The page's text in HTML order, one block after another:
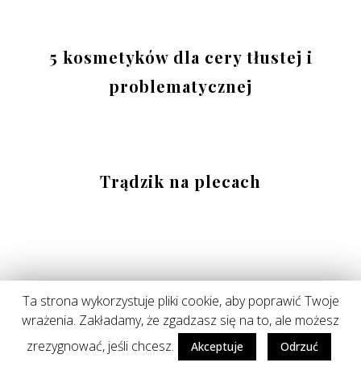
5 kosmetyków dla cery tłustej i
problematycznej
Trądzik na plecach
7 kosmetyków, za które nie lubię
przepłacać
Ta strona wykorzystuje pliki cookie, aby poprawić Twoje
wrażenia. Zakładamy, że zgadzasz się na to, ale możesz
zrezygnować, jeśli chcesz.
Akceptuje Odrzuć